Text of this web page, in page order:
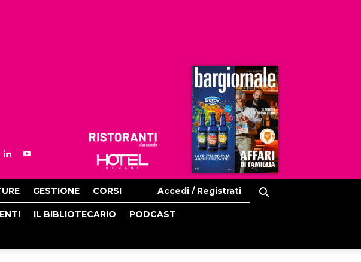
Ristoranti
Hoteldomani
GESTIONE CORSI Accedi / Registrati
IL BIBLIOTECARIO PODCAST